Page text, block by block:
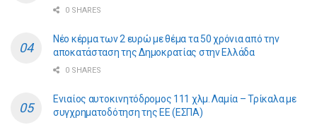
0 SHARES
Νέο κέρμα των 2 ευρώ με θέμα τα 50 χρόνια από την
αποκατάσταση της Δημοκρατίας στην Ελλάδα
0 SHARES
Ενιαίος αυτοκινητόδρομος 111 χλμ. Λαμία – Τρίκαλα με
συγχρηματοδότηση της ΕE (ΕΣΠΑ)